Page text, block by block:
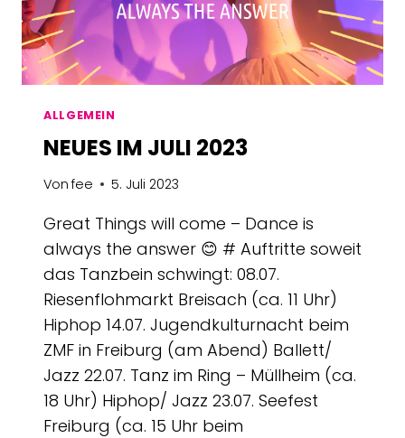
ALLGEMEIN
NEUES IM JULI 2023
Von fee 5. Juli 2023
Great Things will come – Dance is
always the answer 😊 # Auftritte soweit
das Tanzbein schwingt: 08.07.
Riesenflohmarkt Breisach (ca. 11 Uhr)
Hiphop 14.07. Jugendkulturnacht beim
ZMF in Freiburg (am Abend) Ballett/
Jazz 22.07. Tanz im Ring – Müllheim (ca.
18 Uhr) Hiphop/ Jazz 23.07. Seefest
Freiburg (ca. 15 Uhr beim